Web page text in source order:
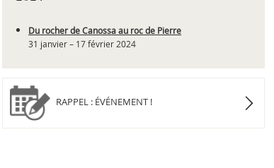
Du rocher de Canossa au roc de Pierre
31 janvier – 17 février 2024
RAPPEL : ÉVÉNEMENT !